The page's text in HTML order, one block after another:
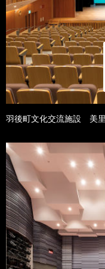
羽後町文化交流施設 美